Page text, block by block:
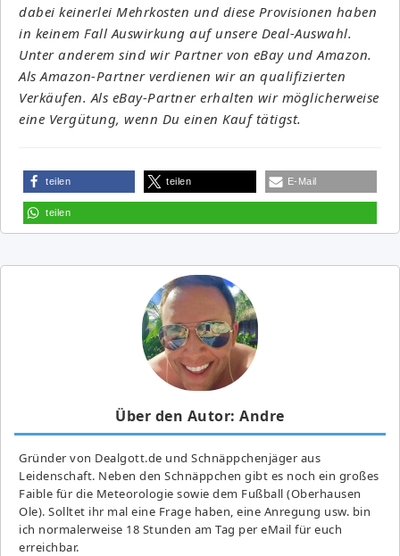
dabei keinerlei Mehrkosten und diese Provisionen haben
in keinem Fall Auswirkung auf unsere Deal-Auswahl.
Unter anderem sind wir Partner von eBay und Amazon.
Als Amazon-Partner verdienen wir an qualifizierten
Verkäufen. Als eBay-Partner erhalten wir möglicherweise
eine Vergütung, wenn Du einen Kauf tätigst.
teilen teilen E-Mail
teilen
Über den Autor: Andre
Gründer von Dealgott.de und Schnäppchenjäger aus
Leidenschaft. Neben den Schnäppchen gibt es noch ein großes
Fai­ble für die Meteorologie sowie dem Fußball (Oberhausen
Ole). Solltet ihr mal eine Frage haben, eine Anregung usw. bin
ich normalerweise 18 Stunden am Tag per eMail für euch
erreichbar.